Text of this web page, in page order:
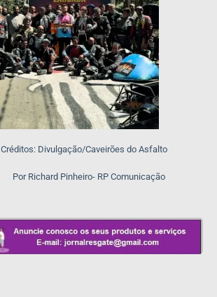
Créditos: Divulgação/Caveirões do Asfalto
Por Richard Pinheiro- RP Comunicação